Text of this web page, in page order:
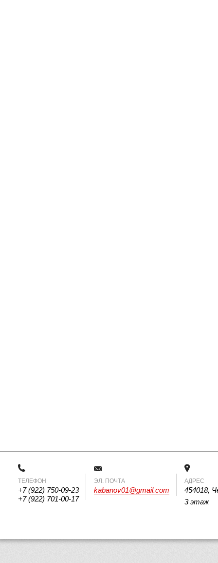
ТЕЛЕФОН
+7 (922) 750-09-23
+7 (922) 701-00-17
ЭЛ. ПОЧТА
kabanov01@gmail.com
АДРЕС
454018,
3 этаж